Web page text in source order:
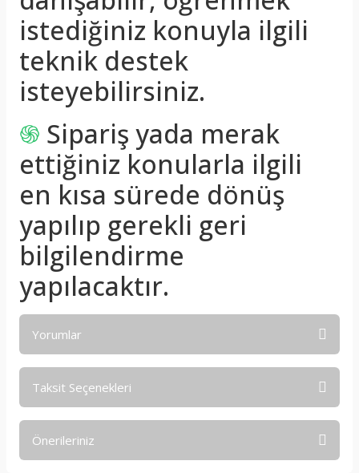
istediğiniz konuyla ilgili
teknik destek
isteyebilirsiniz.
֍ Sipariş yada merak
ettiğiniz konularla ilgili
en kısa sürede dönüş
yapılıp gerekli geri
bilgilendirme
yapılacaktır.
Yorumlar
Taksit Seçenekleri
Önerileriniz